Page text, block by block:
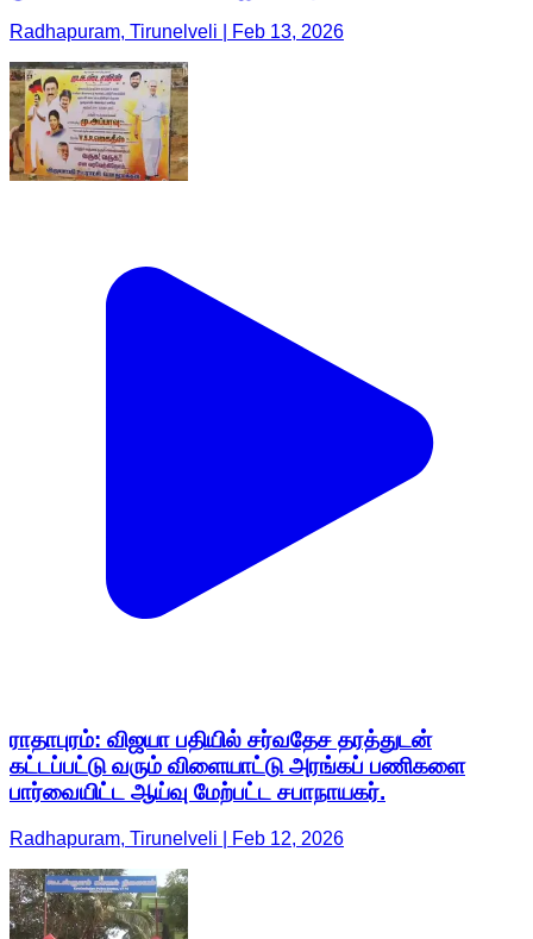
Radhapuram, Tirunelveli | Feb 13, 2026
ராதாபுரம்: விஜயா பதியில் சர்வதேச தரத்துடன்
கட்டப்பட்டு வரும் விளையாட்டு அரங்கப் பணிகளை
பார்வையிட்ட ஆய்வு மேற்பட்ட சபாநாயகர்.
Radhapuram, Tirunelveli | Feb 12, 2026